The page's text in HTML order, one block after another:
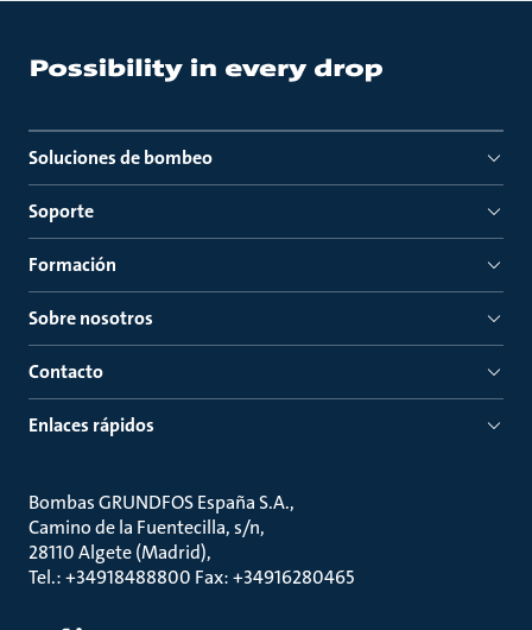
Soluciones de bombeo
Soporte
Formación
Sobre nosotros
Contacto
Enlaces rápidos
Bombas GRUNDFOS España S.A.
Camino de la Fuentecilla, s/n
28110 Algete (Madrid)
Tel.: +34918488800 Fax: +34916280465